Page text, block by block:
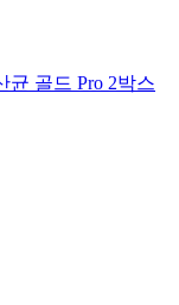
균 골드 Pro 2박스